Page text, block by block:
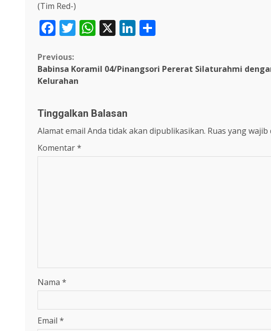
(Tim Red-)
Facebook
Twitter
WhatsApp
X LinkedIn
Continue
Reading
Previous:
Babinsa Koramil 04/Pinangsori Pererat Silaturahmi
Kelurahan
Tinggalkan Balasan
Alamat email Anda tidak akan dipublikasikan. Ruas yang wajib
Komentar*
Nama *
Email *